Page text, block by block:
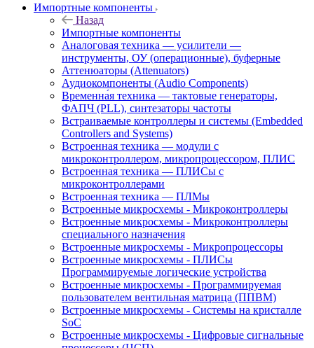
Импортные компоненты
Назад
Импортные компоненты
Аналоговая техника — усилители —
инструменты, ОУ (операционные), буферные
Аттенюаторы (Attenuators)
Аудиокомпоненты (Audio Components)
Временна́я техника — тактовые генераторы,
ФАПЧ (PLL), синтезаторы частоты
Встраиваемые контроллеры и системы (Embedded
Controllers and Systems)
Встроенная техника — модули с
микроконтроллером, микропроцессором, ПЛИС
Встроенная техника — ПЛИСы с
микроконтроллерами
Встроенная техника — ПЛМы
Встроенные микросхемы - Микроконтроллеры
Встроенные микросхемы - Микроконтроллеры
специального назначения
Встроенные микросхемы - Микропроцессоры
Встроенные микросхемы - ПЛИСы
Программируемые логические устройства
Встроенные микросхемы - Программируемая
пользователем вентильная матрица (ППВМ)
Встроенные микросхемы - Системы на кристалле
SoC
Встроенные микросхемы - Цифровые сигнальные